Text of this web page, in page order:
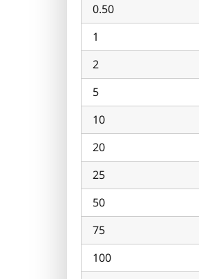
0.50
1
2
5
10
20
25
50
75
100